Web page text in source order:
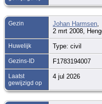
Gezin Johan Harmsen
2 mrt 2008,
Huwelijk Type: civil
Gezins-ID F1783194007
Laatst
gewijzigd op
4 jul 2026